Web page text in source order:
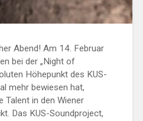
Abend! Am 14. Februar
bei der „Night of
Höhepunkt des KUS-
mehr bewiesen hat,
Talent in den Wiener
Das KUS-Soundproject,